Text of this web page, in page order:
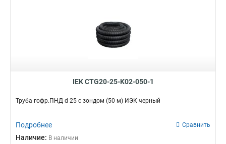
IEK CTG20-25-K02-050-1
Труба гофр.ПНД d 25 с зондом (50 м) ИЭК черный
Подробнее Сравнить
Наличие: В наличии